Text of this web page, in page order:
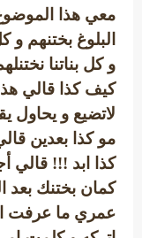
معي هذا
البلوغ بختنهم
و كل بناتنا
كيف كذا قالي
لاتضيع و يحاول
مو كذا بعدين
كذا ابد !!! قالي
كمان بختنك بعد
عمري ما عرفت